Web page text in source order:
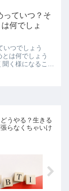
っていつ？そ
何でしょ
いつでしょう
は何でしょう
く様になるこの
うやる？生きる
らなくちゃいけ